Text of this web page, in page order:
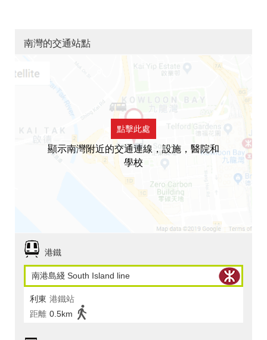
南灣的交通站點
點擊此處
顯示南灣附近的交通連線，設施，醫院和
學校
港鐵
南港島綫 South Island line
利東 港鐵站
距離 0.5km